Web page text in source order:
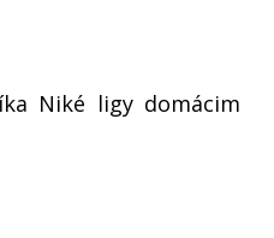
Niké ligy domácim